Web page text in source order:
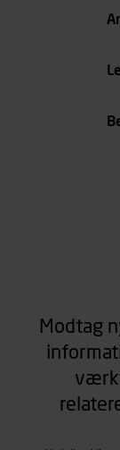
Modtag